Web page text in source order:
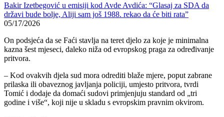
Bakir Izetbegović u emisiji kod Avde Avdića: “Glasaj za SDA da
državi bude bolje, Aliji sam još 1988. rekao da će biti rata”
05/17/2026
On podsjeća da se Faći stavlja na teret djelo za koje je minimalna
kazna šest mjeseci, daleko niža od evropskog praga za određivanje
pritvora.
– Kod ovakvih djela sud mora odrediti blaže mjere, poput zabrane
prilaska ili obaveznog javljanja policiji, umjesto pritvora, tvrdi
Tomić i dodaje da domaći sudovi primjenjuju standard od „tri
godine i više“, koji nije u skladu s evropskim pravnim okvirom.